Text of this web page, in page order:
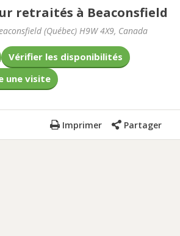
retraités à Beaconsfield
(Québec) H9W 4X9, Canada
Vérifier les disponibilités
une visite
Imprimer Partager